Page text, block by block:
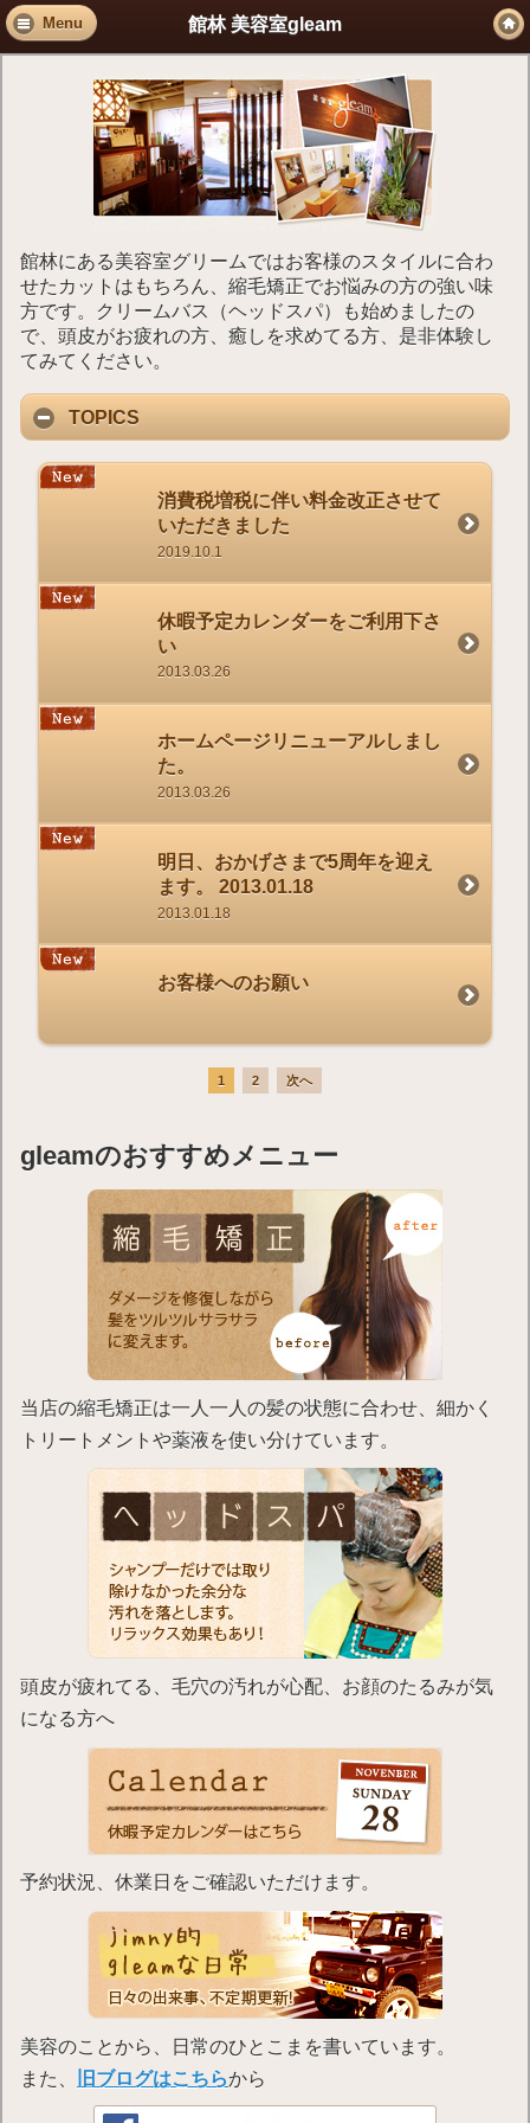
Menu 館林 美容室gleam
館林にある美容室グリームではお客様のスタイルに合わ
せたカットはもちろん、縮毛矯正でお悩みの方の強い味
方です。クリームバス（ヘッドスパ）も始めましたの
で、頭皮がお疲れの方、癒しを求めてる方、是非体験し
てみてください。
TOPICS
消費税増税に伴い料金改正させて
いただきました
2019.10.1
休暇予定カレンダーをご利用下さ
い
2013.03.26
ホームページリニューアルしまし
た。
2013.03.26
明日、おかげさまで5周年を迎え
ます。 2013.01.18
2013.01.18
お客様へのお願い
1 2 次へ
gleamのおすすめメニュー
当店の縮毛矯正は一人一人の髪の状態に合わせ、細かく
トリートメントや薬液を使い分けています。
頭皮が疲れてる、毛穴の汚れが心配、お顔のたるみが気
になる方へ
予約状況、休業日をご確認いただけます。
美容のことから、日常のひとこまを書いています。
また、
旧ブログはこちらから